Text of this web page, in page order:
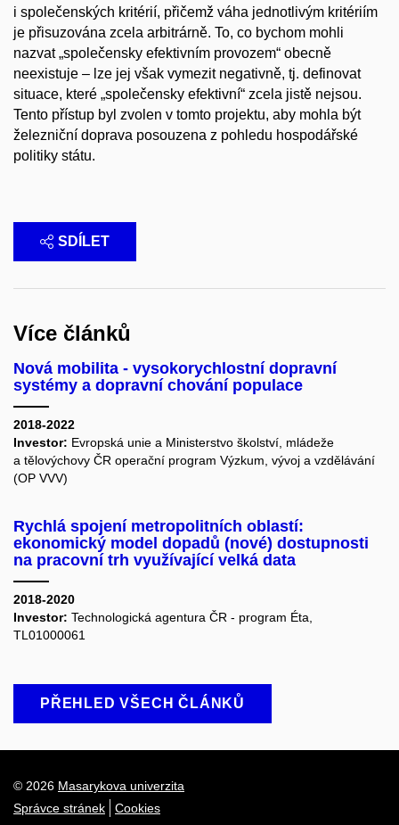
i společenských kritérií, přičemž váha jednotlivým kritériím
je přisuzována zcela arbitrárně. To, co bychom mohli
nazvat „společensky efektivním provozem“ obecně
neexistuje – lze jej však vymezit negativně, tj. definovat
situace, které „společensky efektivní“ zcela jistě nejsou.
Tento přístup byl zvolen v tomto projektu, aby mohla být
železniční doprava posouzena z pohledu hospodářské
politiky státu.
SDÍLET
Více článků
Nová mobilita - vysokorychlostní dopravní
systémy a dopravní chování populace
2018-2022
Investor: Evropská unie a Ministerstvo školství, mládeže
a tělovýchovy ČR operační program Výzkum, vývoj a vzdělávání
(OP VVV)
Rychlá spojení metropolitních oblastí:
ekonomický model dopadů (nové) dostupnosti
na pracovní trh využívající velká data
2018-2020
Investor: Technologická agentura ČR - program Éta,
TL01000061
PŘEHLED VŠECH ČLÁNKŮ
© 2026 Masarykova univerzita
Správce stránek
Cookies